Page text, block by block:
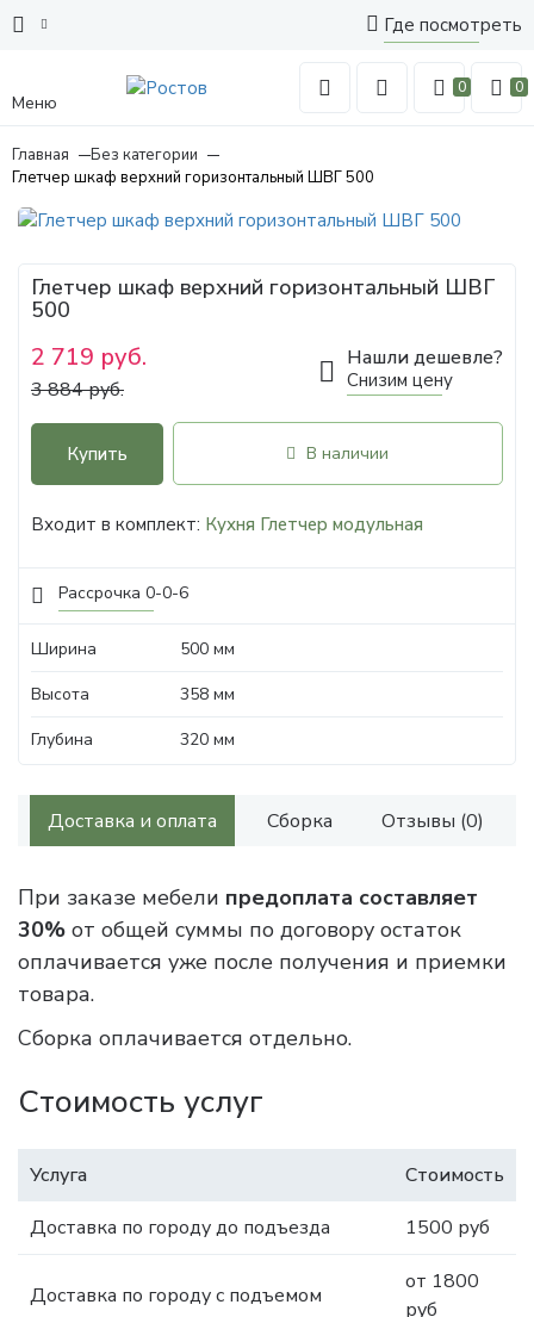
Где посмотреть
Меню
0 0
Главная
Без категории
Глетчер шкаф верхний горизонтальный ШВГ 500
Рассрочка 0-0-6
Глетчер шкаф верхний горизонтальный ШВГ
500
2 719 руб.
3 884 руб.
Нашли дешевле?
Снизим цену
Купить В наличии
Входит в комплект: Кухня Глетчер модульная
Ширина
500 мм
Высота
358 мм
Глубина
320 мм
Доставка и оплата Сборка Отзывы (0)
При заказе мебели предоплата составляет
30% от общей суммы по договору остаток
оплачивается уже после получения и приемки
товара.
Сборка оплачивается отдельно.
Стоимость услуг
Услуга
Стоимость
Доставка по городу до подъезда
1500 руб
Доставка по городу с подъемом
от 1800
руб